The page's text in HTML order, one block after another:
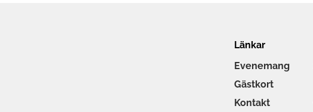
Länkar
Evenemang
Gästkort
Kontakt